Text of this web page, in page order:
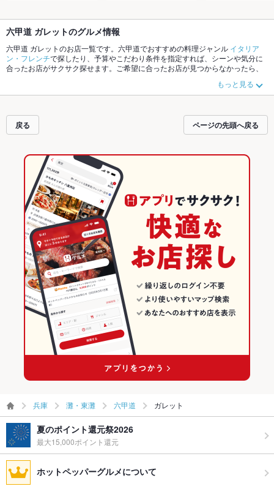
六甲道 ガレットのグルメ情報
六甲道 ガレットのお店一覧です。六甲道でおすすめの料理ジャンル イタリア
ン・フレンチで探したり、予算やこだわり条件を指定すれば、シーンや気分に
合ったお店がサクサク探せます。ご希望に合ったお店が見つからなかったら、
パーグルメなら、お得なクーポンはもちろん、こだわりメニューからあげ、 お
茶漬け、炉ばた焼き・炙り焼きや季節のおすすめ料理など、お店の最新情報を
拡大中です。友達どうしの飲み会にも、会社の宴会にも、デートやパーティー
にもお得に便利にホットペッパーグルメをご利用ください。
もっと見る
戻る ページの先頭へ戻る
兵庫 灘・東灘 六甲道 ガレット
夏のポイント還元祭2026
最大15,000ポイント還元
ホットペッパーグルメについて